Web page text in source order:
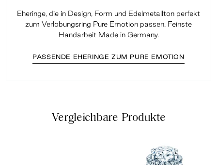
Eheringe, die in Design, Form und Edelmetallton perfekt
zum Verlobungsring Pure Emotion passen. Feinste
Handarbeit Made in Germany.
PASSENDE EHERINGE ZUM PURE EMOTION
Vergleichbare Produkte